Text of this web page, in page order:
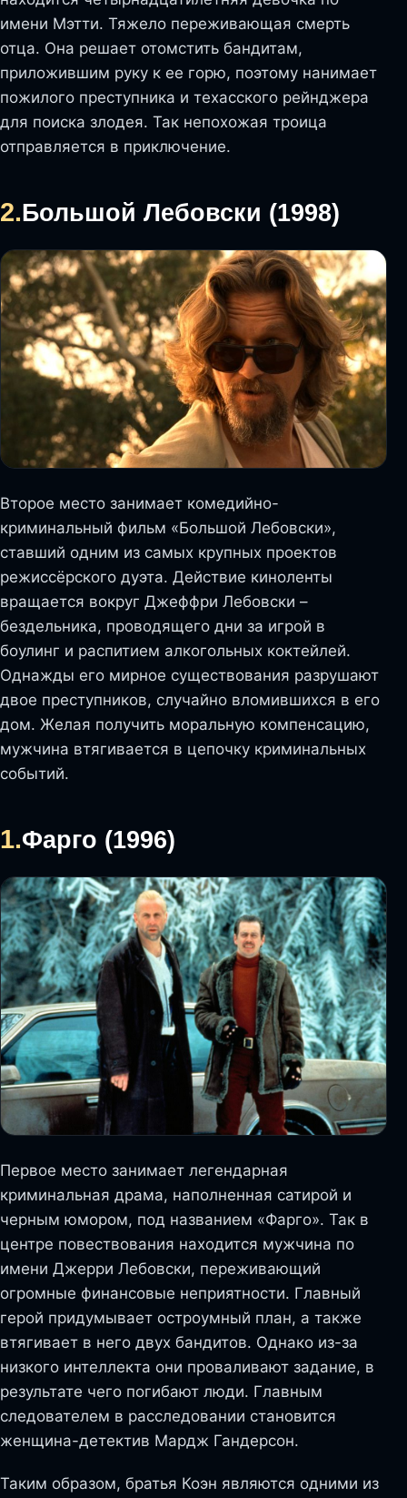
имени Мэтти. Тяжело переживающая смерть
отца. Она решает отомстить бандитам,
приложившим руку к ее горю, поэтому нанимает
пожилого преступника и техасского рейнджера
для поиска злодея. Так непохожая троица
отправляется в приключение.
2.Большой Лебовски (1998)
Второе место занимает комедийно-
криминальный фильм «Большой Лебовски»,
ставший одним из самых крупных проектов
режиссёрского дуэта. Действие киноленты
вращается вокруг Джеффри Лебовски –
бездельника, проводящего дни за игрой в
боулинг и распитием алкогольных коктейлей.
Однажды его мирное существования разрушают
двое преступников, случайно вломившихся в его
дом. Желая получить моральную компенсацию,
мужчина втягивается в цепочку криминальных
событий.
1.Фарго (1996)
Первое место занимает легендарная
криминальная драма, наполненная сатирой и
черным юмором, под названием «Фарго». Так в
центре повествования находится мужчина по
имени Джерри Лебовски, переживающий
огромные финансовые неприятности. Главный
герой придумывает остроумный план, а также
втягивает в него двух бандитов. Однако из-за
низкого интеллекта они проваливают задание, в
результате чего погибают люди. Главным
следователем в расследовании становится
женщина-детектив Мардж Гандерсон.
Таким образом, братья Коэн являются одними из